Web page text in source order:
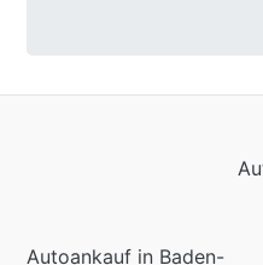
Autoankauf in Baden-